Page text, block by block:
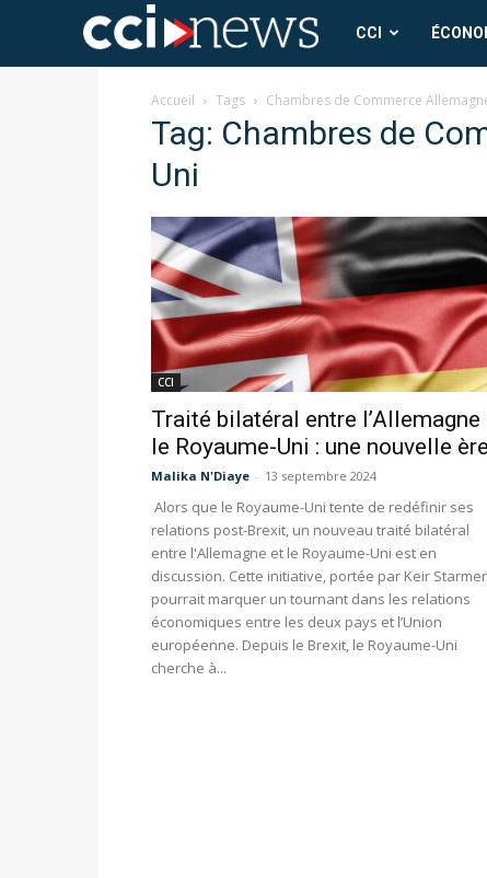
CCI
News
CCI
Accueil Tags Chambres de Commerce
Tag: Chambres de
Uni
CCI
Traité bilatéral entre l’Allemagne
le Royaume-Uni : une nouvelle
Malika N'Diaye - 13 septembre 2024
Alors que le Royaume-Uni tente de redéfinir ses
relations post-Brexit, un nouveau traité bilatéral
entre l'Allemagne et le Royaume-Uni est en
discussion. Cette initiative, portée par Keir
pourrait marquer un tournant dans les relations
économiques entre les deux pays et l’Union
européenne. Depuis le Brexit, le Royaume-Uni
cherche à...